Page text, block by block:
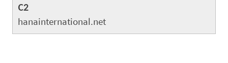
C2
hanainternational.net